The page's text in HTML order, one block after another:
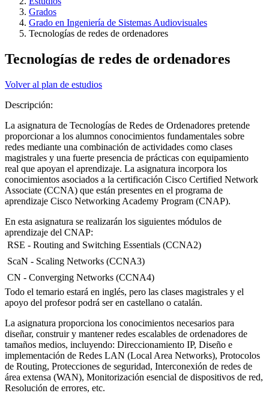
Grados
Grado en Ingeniería de Sistemas Audiovisuales
Tecnologías de redes de ordenadores
Tecnologías de redes de ordenadores
Volver al plan de estudios
Descripción:
La asignatura de Tecnologías de Redes de Ordenadores pretende
proporcionar a los alumnos conocimientos fundamentales sobre
redes mediante una combinación de actividades como clases
magistrales y una fuerte presencia de prácticas con equipamiento
real que apoyan el aprendizaje. La asignatura incorpora los
conocimientos asociados a la certificación Cisco Certified Network
Associate (CCNA) que están presentes en el programa de
aprendizaje Cisco Networking Academy Program (CNAP).
En esta asignatura se realizarán los siguientes módulos de
aprendizaje del CNAP:
 RSE - Routing and Switching Essentials (CCNA2)
 ScaN - Scaling Networks (CCNA3)
 CN - Converging Networks (CCNA4)
Todo el temario estará en inglés, pero las clases magistrales y el
apoyo del profesor podrá ser en castellano o catalán.
La asignatura proporciona los conocimientos necesarios para
diseñar, construir y mantener redes escalables de ordenadores de
tamaños medios, incluyendo: Direccionamiento IP, Diseño e
implementación de Redes LAN (Local Area Networks), Protocolos
de Routing, Protecciones de seguridad, Interconexión de redes de
área extensa (WAN), Monitorización esencial de dispositivos de red,
Resolución de errores, etc.